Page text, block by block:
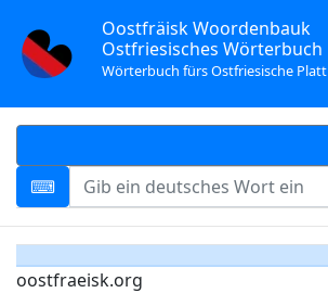
Oostfräisk Woordenbauk
Ostfriesisches Wörterbuch
Wörterbuch fürs Ostfriesische Platt
oostfraeisk.org